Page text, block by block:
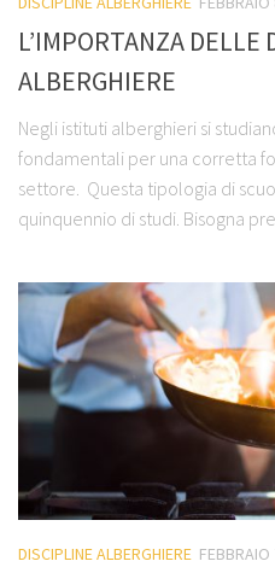
L’IMPORTANZA DELLE
ALBERGHIERE
Negli istituti alberghieri si
fondamentali per una corretta
settore. Questa tipologia di
quinquennio di studi. Bisogna
DISCIPLINE ALBERGHIERE